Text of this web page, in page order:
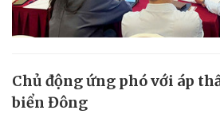
Chủ động ứng phó với áp
biển Đông